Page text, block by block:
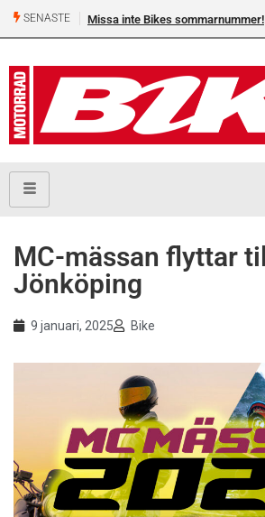
SENASTE Missa inte Bikes sommarnummer!
MC-mässan flyttar till
Jönköping
9 januari, 2025 Bike